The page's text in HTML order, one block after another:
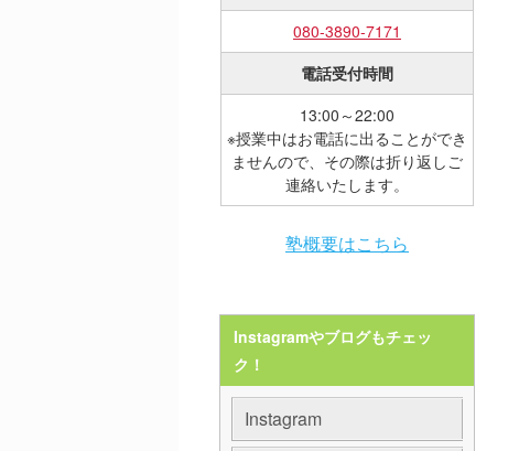
080-3890-7171
電話受付時間
13:00～22:00
※授業中はお電話に出ることができ
ませんので、その際は折り返しご
連絡いたします。
塾概要はこちら
Instagramやブログもチェッ
ク！
Instagram